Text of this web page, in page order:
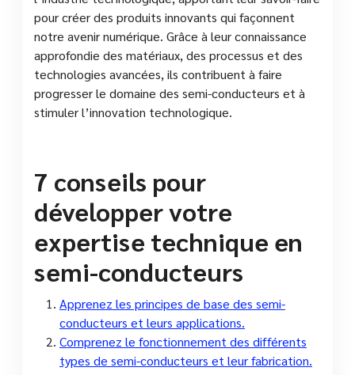
pour créer des produits innovants qui façonnent
notre avenir numérique. Grâce à leur connaissance
approfondie des matériaux, des processus et des
technologies avancées, ils contribuent à faire
progresser le domaine des semi-conducteurs et à
stimuler l’innovation technologique.
7 conseils pour
développer votre
expertise technique en
semi-conducteurs
Apprenez les principes de base des semi-
conducteurs et leurs applications.
Comprenez le fonctionnement des différents
types de semi-conducteurs et leur fabrication.